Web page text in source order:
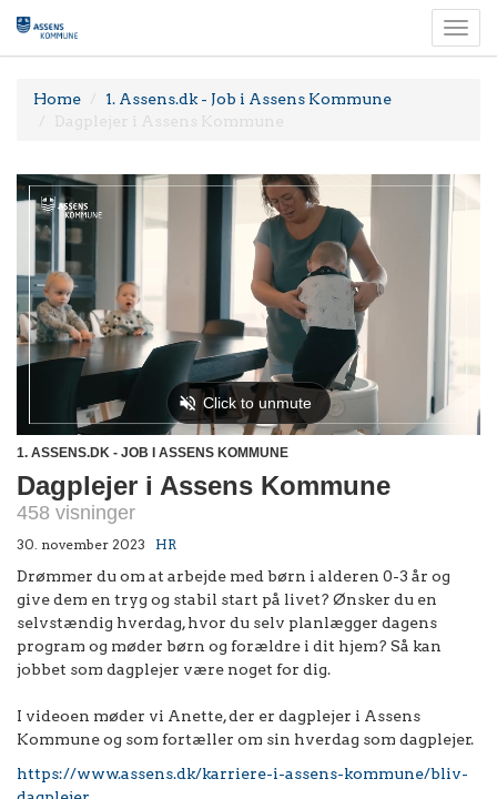
Home
1. Assens.dk - Job i Assens Kommune
Dagplejer i Assens Kommune
1. ASSENS.DK - JOB I ASSENS KOMMUNE
Dagplejer i Assens Kommune
458 visninger
30. november 2023 HR
Drømmer du om at arbejde med børn i alderen 0-3 år og
give dem en tryg og stabil start på livet? Ønsker du en
selvstændig hverdag, hvor du selv planlægger dagens
program og møder børn og forældre i dit hjem? Så kan
jobbet som dagplejer være noget for dig.
I videoen møder vi Anette, der er dagplejer i Assens
Kommune og som fortæller om sin hverdag som dagplejer.
https://www.assens.dk/karriere-i-assens-kommune/bliv-